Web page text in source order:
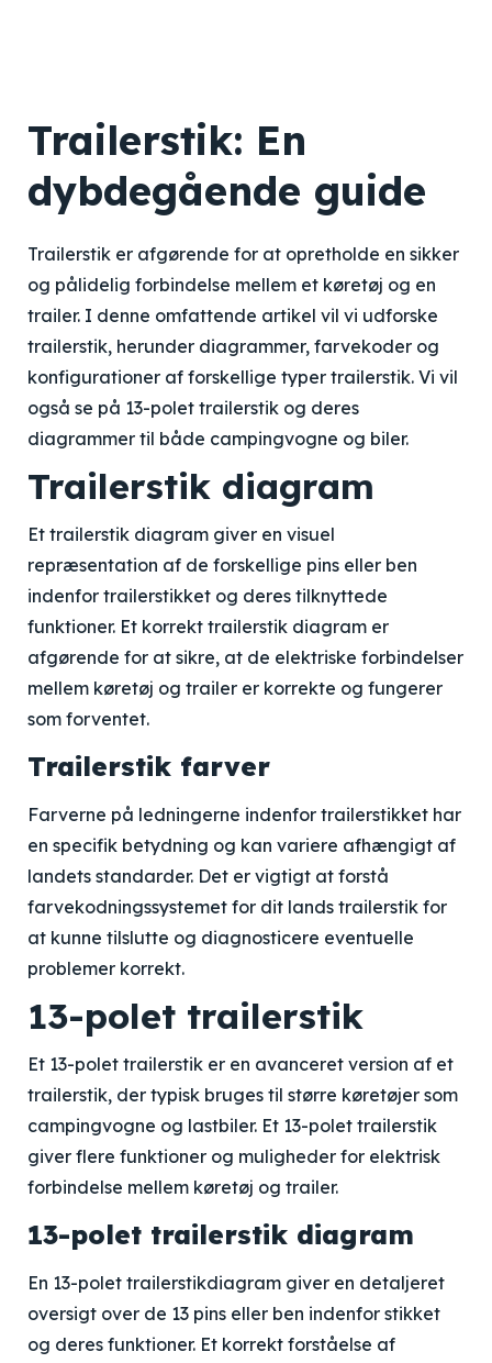
Trailerstik: En
dybdegående guide
Trailerstik er afgørende for at opretholde en sikker
og pålidelig forbindelse mellem et køretøj og en
trailer. I denne omfattende artikel vil vi udforske
trailerstik, herunder diagrammer, farvekoder og
konfigurationer af forskellige typer trailerstik. Vi vil
også se på 13-polet trailerstik og deres
diagrammer til både campingvogne og biler.
Trailerstik diagram
Et trailerstik diagram giver en visuel
repræsentation af de forskellige pins eller ben
indenfor trailerstikket og deres tilknyttede
funktioner. Et korrekt trailerstik diagram er
afgørende for at sikre, at de elektriske forbindelser
mellem køretøj og trailer er korrekte og fungerer
som forventet.
Trailerstik farver
Farverne på ledningerne indenfor trailerstikket har
en specifik betydning og kan variere afhængigt af
landets standarder. Det er vigtigt at forstå
farvekodningssystemet for dit lands trailerstik for
at kunne tilslutte og diagnosticere eventuelle
problemer korrekt.
13-polet trailerstik
Et 13-polet trailerstik er en avanceret version af et
trailerstik, der typisk bruges til større køretøjer som
campingvogne og lastbiler. Et 13-polet trailerstik
giver flere funktioner og muligheder for elektrisk
forbindelse mellem køretøj og trailer.
13-polet trailerstik diagram
En 13-polet trailerstikdiagram giver en detaljeret
oversigt over de 13 pins eller ben indenfor stikket
og deres funktioner. Et korrekt forståelse af